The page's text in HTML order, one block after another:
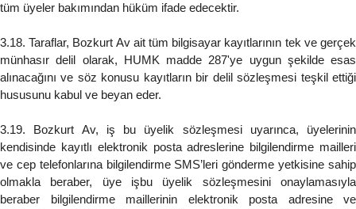
tüm üyeler bakımından hüküm ifade edecektir.
3.18. Taraflar, Bozkurt Av ait tüm bilgisayar kayıtlarının tek ve gerçek
münhasır delil olarak, HUMK madde 287'ye uygun şekilde esas
alınacağını ve söz konusu kayıtların bir delil sözleşmesi teşkil ettiği
hususunu kabul ve beyan eder.
3.19. Bozkurt Av, iş bu üyelik sözleşmesi uyarınca, üyelerinin
kendisinde kayıtlı elektronik posta adreslerine bilgilendirme mailleri
ve cep telefonlarına bilgilendirme SMS’leri gönderme yetkisine sahip
olmakla beraber, üye işbu üyelik sözleşmesini onaylamasıyla
beraber bilgilendirme maillerinin elektronik posta adresine ve